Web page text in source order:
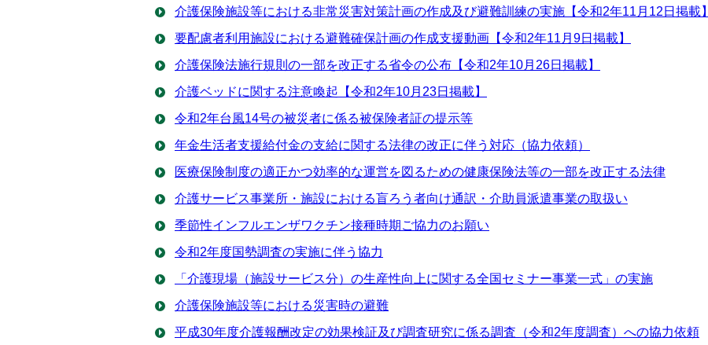
介護保険施設等における非常災害対策計画の作成及び避難訓練の実施【令和2年11月12日掲載】
要配慮者利用施設における避難確保計画の作成支援動画【令和2年11月9日掲載】
介護保険法施行規則の一部を改正する省令の公布【令和2年10月26日掲載】
介護ベッドに関する注意喚起【令和2年10月23日掲載】
令和2年台風14号の被災者に係る被保険者証の提示等
年金生活者支援給付金の支給に関する法律の改正に伴う対応（協力依頼）
医療保険制度の適正かつ効率的な運営を図るための健康保険法等の一部を改正する法律
介護サービス事業所・施設における盲ろう者向け通訳・介助員派遣事業の取扱い
季節性インフルエンザワクチン接種時期ご協力のお願い
令和2年度国勢調査の実施に伴う協力
「介護現場（施設サービス分）の生産性向上に関する全国セミナー事業一式」の実施
介護保険施設等における災害時の避難
平成30年度介護報酬改定の効果検証及び調査研究に係る調査（令和2年度調査）への協力依頼